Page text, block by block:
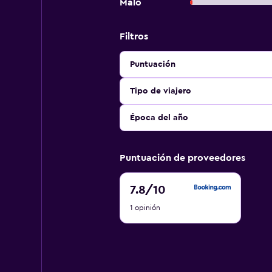
Malo
Filtros
Puntuación
Tipo de viajero
Época del año
Puntuación de proveedores
7.8/10
7.8
10
1 opinión